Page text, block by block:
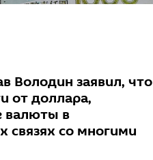
Володин заявил, что
от доллара,
валюты в
связях со многими